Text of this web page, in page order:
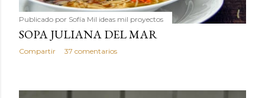
Publicado por Sofía Mil ideas mil proyectos
SOPA JULIANA DEL MAR
Compartir 37 comentarios